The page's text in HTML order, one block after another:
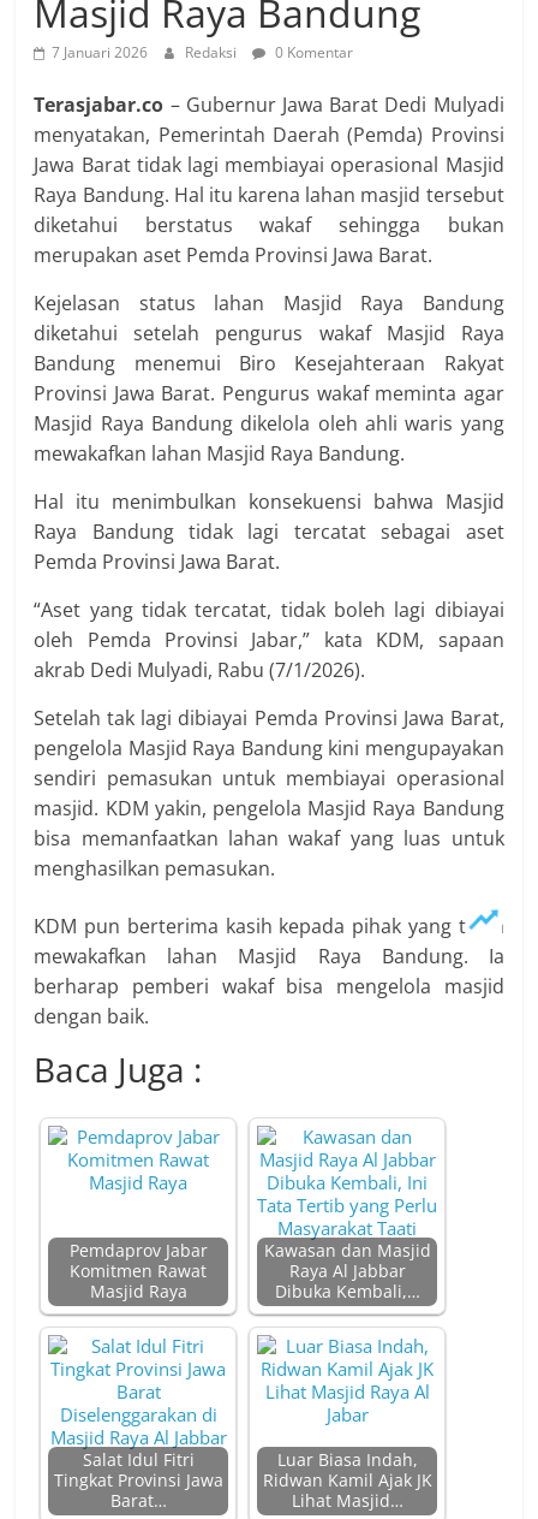
Masjid Raya Bandung
7 Januari 2026 Redaksi 0 Komentar
Terasjabar.co – Gubernur Jawa Barat Dedi Mulyadi
menyatakan, Pemerintah Daerah (Pemda) Provinsi
Jawa Barat tidak lagi membiayai operasional Masjid
Raya Bandung. Hal itu karena lahan masjid tersebut
diketahui berstatus wakaf sehingga bukan
merupakan aset Pemda Provinsi Jawa Barat.
Kejelasan status lahan Masjid Raya Bandung
diketahui setelah pengurus wakaf Masjid Raya
Bandung menemui Biro Kesejahteraan Rakyat
Provinsi Jawa Barat. Pengurus wakaf meminta agar
Masjid Raya Bandung dikelola oleh ahli waris yang
mewakafkan lahan Masjid Raya Bandung.
Hal itu menimbulkan konsekuensi bahwa Masjid
Raya Bandung tidak lagi tercatat sebagai aset
Pemda Provinsi Jawa Barat.
“Aset yang tidak tercatat, tidak boleh lagi dibiayai
oleh Pemda Provinsi Jabar,” kata KDM, sapaan
akrab Dedi Mulyadi, Rabu (7/1/2026).
Setelah tak lagi dibiayai Pemda Provinsi Jawa Barat,
pengelola Masjid Raya Bandung kini mengupayakan
sendiri pemasukan untuk membiayai operasional
masjid. KDM yakin, pengelola Masjid Raya Bandung
bisa memanfaatkan lahan wakaf yang luas untuk
menghasilkan pemasukan.
KDM pun berterima kasih kepada pihak yang telah
mewakafkan lahan Masjid Raya Bandung. Ia
berharap pemberi wakaf bisa mengelola masjid
dengan baik.
Baca Juga :
Pemdaprov Jabar
Komitmen Rawat
Masjid Raya
Kawasan dan Masjid
Raya Al Jabbar
Dibuka Kembali,…
Salat Idul Fitri
Tingkat Provinsi Jawa
Barat…
Luar Biasa Indah,
Ridwan Kamil Ajak JK
Lihat Masjid…